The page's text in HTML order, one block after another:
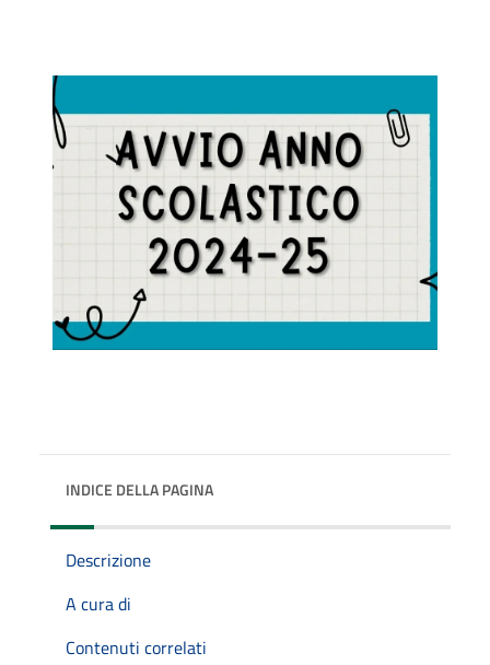
INDICE DELLA PAGINA
Descrizione
A cura di
Contenuti correlati